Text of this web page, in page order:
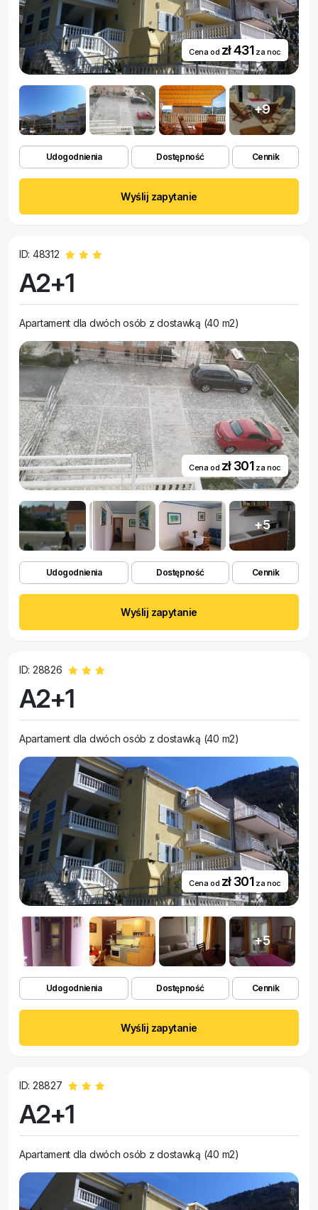
Cena od zł 431 za noc
+9
Udogodnienia Dostępność Cennik
Wyślij zapytanie
ID: 48312
A2+1
Apartament dla dwóch osób z dostawką (40 m2)
Cena od zł 301 za noc
+5
Udogodnienia Dostępność Cennik
Wyślij zapytanie
ID: 28826
A2+1
Apartament dla dwóch osób z dostawką (40 m2)
Cena od zł 301 za noc
+5
Udogodnienia Dostępność Cennik
Wyślij zapytanie
ID: 28827
A2+1
Apartament dla dwóch osób z dostawką (40 m2)